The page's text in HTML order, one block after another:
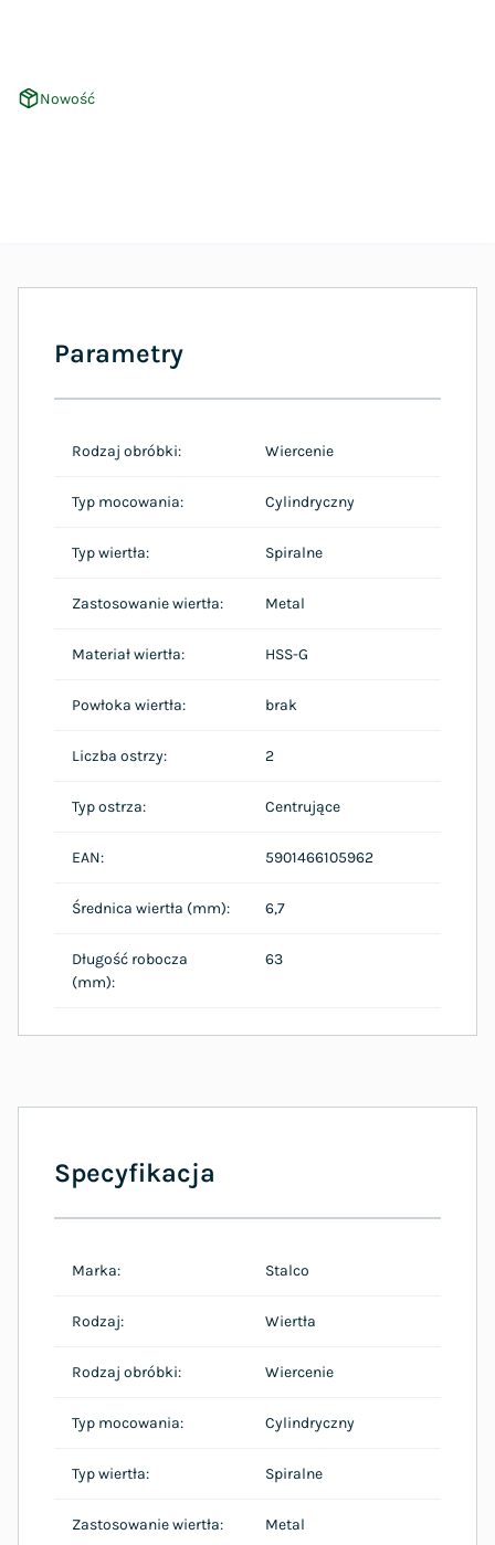
Nowość
Parametry
Rodzaj obróbki: Wiercenie
Typ mocowania: Cylindryczny
Typ wiertła: Spiralne
Zastosowanie wiertła: Metal
Materiał wiertła: HSS-G
Powłoka wiertła: brak
Liczba ostrzy: 2
Typ ostrza: Centrujące
EAN: 5901466105962
Średnica wiertła (mm): 6,7
Długość robocza
(mm):
63
Specyfikacja
Marka: Stalco
Rodzaj: Wiertła
Rodzaj obróbki: Wiercenie
Typ mocowania: Cylindryczny
Typ wiertła: Spiralne
Zastosowanie wiertła: Metal